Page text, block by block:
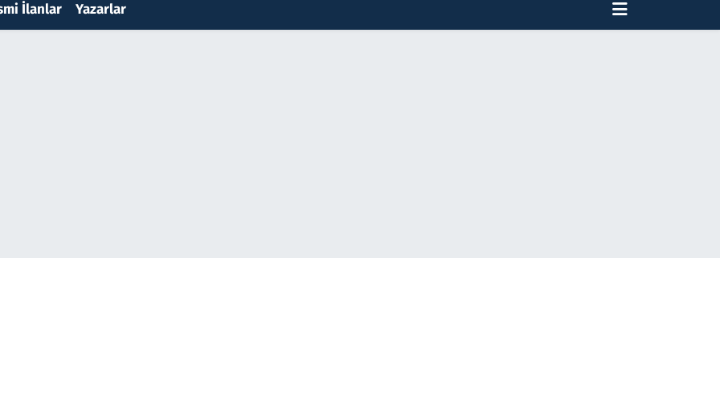
İlanlar Yazarlar